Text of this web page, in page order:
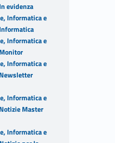
evidenza
Informatica e
Informatica e
Informatica e
Informatica e
Master
Informatica e